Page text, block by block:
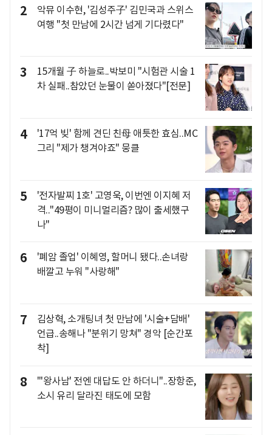
2
악뮤 이수현, '김성주子' 김민국과 스위스
여행 "첫 만남에 2시간 넘게 기다렸다"
3
15개월 子 하늘로..박보미 "시험관 시술 1
차 실패..참았던 눈물이 쏟아졌다"[전문]
4
'17억 빚' 함께 견딘 친母 애틋한 효심..MC
그리 "제가 챙겨야죠" 뭉클
5
'전자발찌 1호' 고영욱, 이번엔 이지혜 저
격.."49평이 미니멀리즘? 많이 출세했구
나"
6
'폐암 졸업' 이혜영, 할머니 됐다..손녀랑
배깔고 누워 "사랑해"
7
김상혁, 소개팅녀 첫 만남에 '시술+담배'
언급..송해나 "분위기 망쳐" 경악 [순간포
착]
8
"'왕사남' 전엔 대답도 안 하더니"..장항준,
소시 유리 달라진 태도에 모함